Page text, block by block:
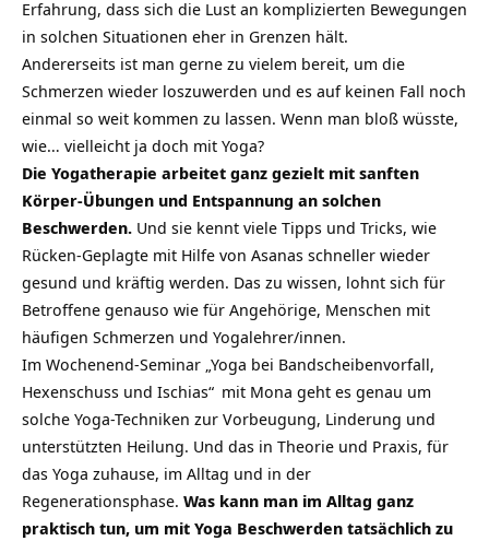
Erfahrung, dass sich die Lust an komplizierten Bewegungen
in solchen Situationen eher in Grenzen hält.
Andererseits ist man gerne zu vielem bereit, um die
Schmerzen wieder loszuwerden und es auf keinen Fall noch
einmal so weit kommen zu lassen. Wenn man bloß wüsste,
wie… vielleicht ja doch mit Yoga?
Die Yogatherapie arbeitet ganz gezielt mit sanften
Körper-Übungen und Entspannung an solchen
Beschwerden. Und sie kennt viele Tipps und Tricks, wie
Rücken-Geplagte mit Hilfe von Asanas schneller wieder
gesund und kräftig werden. Das zu wissen, lohnt sich für
Betroffene genauso wie für Angehörige, Menschen mit
häufigen Schmerzen und Yogalehrer/innen.
Im Wochenend-Seminar „Yoga bei Bandscheibenvorfall,
Hexenschuss und Ischias“ mit Mona geht es genau um
solche Yoga-Techniken zur Vorbeugung, Linderung und
unterstützten Heilung. Und das in Theorie und Praxis, für
das Yoga zuhause, im Alltag und in der
Regenerationsphase. Was kann man im Alltag ganz
praktisch tun, um mit Yoga Beschwerden tatsächlich zu